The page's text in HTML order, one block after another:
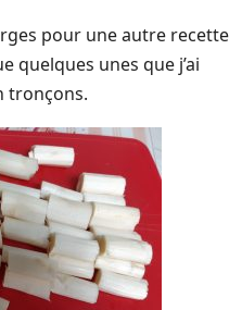
pour une autre recette
quelques unes que j’ai
tronçons.